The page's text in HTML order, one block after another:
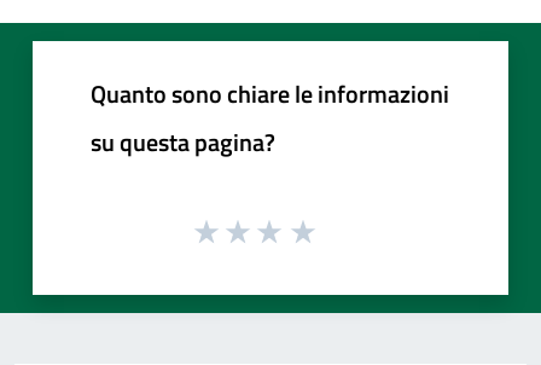
Quanto sono chiare le informazioni
su questa pagina?